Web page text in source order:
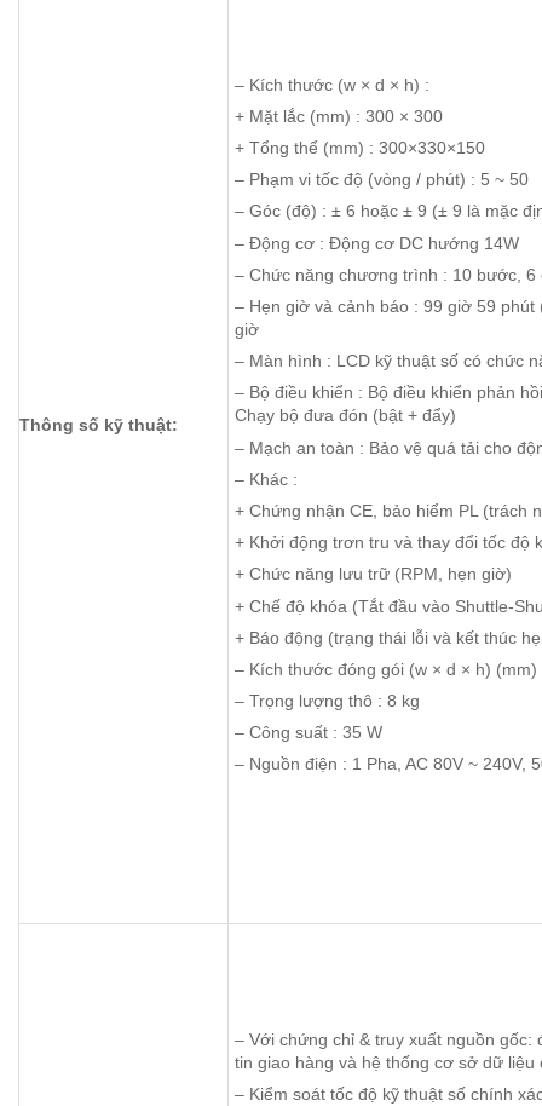
Thông số kỹ thuật:
– Kích thước (w × d × h) :
+ Mặt lắc (mm) : 300 × 300
+ Tổng thể (mm) : 300×330×150
– Phạm vi tốc độ (vòng / phút) : 5 ~ 50
– Góc (độ) : ± 6 hoặc ± 9 (± 9 là mặc
– Động cơ : Động cơ DC hướng 14W
– Chức năng chương trình : 10 bước,
– Hẹn giờ và cảnh báo : 99 giờ 59
giờ
– Màn hình : LCD kỹ thuật số có chức
– Bộ điều khiển : Bộ điều khiển phản
Chạy bộ đưa đón (bật + đẩy)
– Mạch an toàn : Bảo vệ quá tải cho
– Khác :
+ Chứng nhận CE, bảo hiểm PL (trách
+ Khởi động trơn tru và thay đổi tốc độ
+ Chức năng lưu trữ (RPM, hẹn giờ)
+ Chế độ khóa (Tắt đầu vào Shuttle-
+ Báo động (trạng thái lỗi và kết thúc
– Kích thước đóng gói (w × d × h)
– Trọng lượng thô : 8 kg
– Công suất : 35 W
– Nguồn điện : 1 Pha, AC 80V ~ 240V,
– Với chứng chỉ & truy xuất nguồn
tin giao hàng và hệ thống cơ sở dữ liệu
– Kiểm soát tốc độ kỹ thuật số chính